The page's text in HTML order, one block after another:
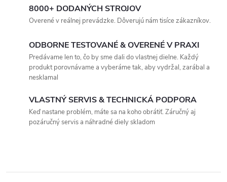
8000+ DODANÝCH STROJOV
Overené v reálnej prevádzke. Dôverujú nám tisíce zákazníkov.
ODBORNE TESTOVANÉ & OVERENÉ V PRAXI
Predávame len to, čo by sme dali do vlastnej dielne. Každý
produkt porovnávame a vyberáme tak, aby vydržal, zarábal a
nesklamal
VLASTNÝ SERVIS & TECHNICKÁ PODPORA
Keď nastane problém, máte sa na koho obrátiť. Záručný aj
pozáručný servis a náhradné diely skladom